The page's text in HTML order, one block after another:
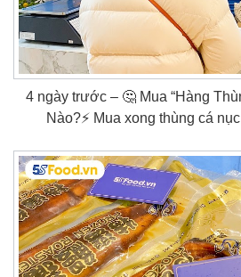
4 ngày trước – 🤔 Mua “Hàng
Nào?⚡ Mua xong thùng cá